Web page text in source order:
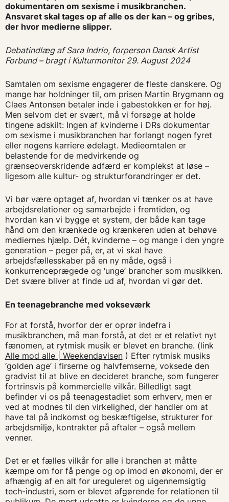
dokumentaren om sexisme i musikbranchen.
Ansvaret skal tages op af alle os der kan – og gribes,
der hvor medierne slipper.
Debatindlæg af Sara Indrio, forperson Dansk Artist
Forbund –bragt i Kulturmonitor 29. August 2024
Samtalen om sexisme engagerer de fleste danskere. Og
mange har holdninger til, om prisen Martin Brygmann og
Claes Antonsen betaler inde i gabestokken er for høj.
Men selvom det er svært, må vi forsøge at holde
tingene adskilt: Ingen af kvinderne i DRs dokumentar
om sexisme i musikbranchen har forlangt nogen fyret
eller nogens karriere ødelagt. Medieomtalen er
belastende for de medvirkende og
grænseoverskridende adfærd er komplekst at løse –
ligesom alle kultur- og strukturforandringer er det.
Vi bør være optaget af, hvordan vi tænker os at have
arbejdsrelationer og samarbejde i fremtiden, og
hvordan kan vi bygge et system, der både kan tage
hånd om den krænkede og krænkeren uden at behøve
mediernes hjælp. Dét, kvinderne – og mange i den yngre
generation – peger på, er, at vi skal have
arbejdsfællesskaber på en ny måde, også i
konkurrenceprægede og ‘unge’ brancher som musikken.
Det svære bliver at finde ud af, hvordan vi gør det.
En teenagebranche med vokseværk
For at forstå, hvorfor der er oprør indefra i
musikbranchen, må man forstå, at det er et relativt nyt
fænomen, at rytmisk musik er blevet en branche. (link
Alle mod alle | Weekendavisen) Efter rytmisk musiks
‘golden age’ i firserne og halvfemserne, voksede den
gradvist til at blive en decideret branche, som fungerer
fortrinsvis på kommercielle vilkår. Billedligt sagt
befinder vi os på teenagestadiet som erhverv, men er
ved at modnes til den virkelighed, der handler om at
have tal på indkomst og beskæftigelse, strukturer for
arbejdsmiljø, kontrakter på aftaler – også mellem
venner.
Det er et fælles vilkår for alle i branchen at måtte
kæmpe om for få penge og op imod en økonomi, der er
afhængig af en alt for ureguleret og uigennemsigtig
tech-industri, som er blevet afgørende for relationen til